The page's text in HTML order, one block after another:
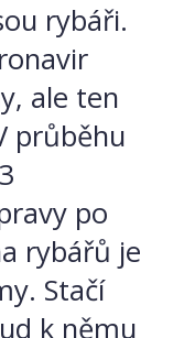
rybáři.
ale ten
průběhu
po
rybářů je
Stačí
k němu